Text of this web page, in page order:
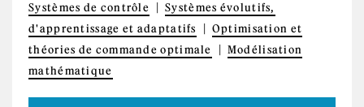
Systèmes de contrôle
Systèmes évolutifs,
d'apprentissage et adaptatifs
Optimisation et
théories de commande optimale
Modélisation
mathématique